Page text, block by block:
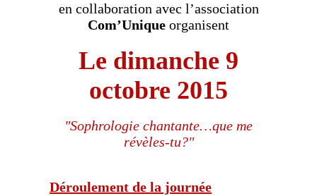
en collaboration avec l’association
Com’Unique organisent
Le dimanche 9
octobre 2015
"Sophrologie chantante…que me
révèles-tu?"
Déroulement de la journée